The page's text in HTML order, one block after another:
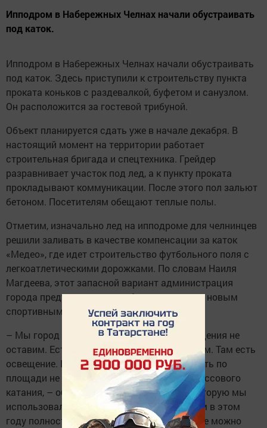
Ипподром в Набережных Челнах начали обустраивать
под каток.
Ипподром в Набережных Челнах начали обустраивать
под каток. Здесь приступили к строительству пункта
проката коньков с раздевалкой, буфетом и санузлом.
Он расположится за гостевой трибуной.
Объект планируется сдать уже в начале декабря. В
настоящий момент на территории работает
строительная бригада и спецтехника. Грейдер
разравнивает участок под лед, а к пункту проката
прокладывают коммуникации. После этого пол зальют
бетоном. Посетителям обещают теплые полы.
Отметим, изначально лед на ипподроме для челнинцев
решили заливать в качестве компенсации за каток
«Медео», где идет строительство футбольного поля с
легкоатлетическими дорожками. По словам Наиля
Магдеева, этот запасной вариант администрация
города предусмотрела, чтобы не рисковать новым
спортивным сооружением.
– Мы город без катка для массового посещения не
оставим. Есть запасной вариант – ипподром. Там есть
освещение. Есть план по тому, чтобы сделать по
площади не меньше, а больше каток для массового
катания, – обещал Магдеев. – Ту трассу, которую мы
использовали для автогонок, мы планируем в этом
году полностью залить, чтобы по кругу тоже можно